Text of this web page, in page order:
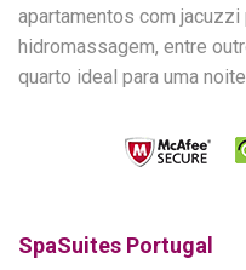
apartamentos com
hidromassagem, entre
quarto ideal para uma
SpaSuites Portugal